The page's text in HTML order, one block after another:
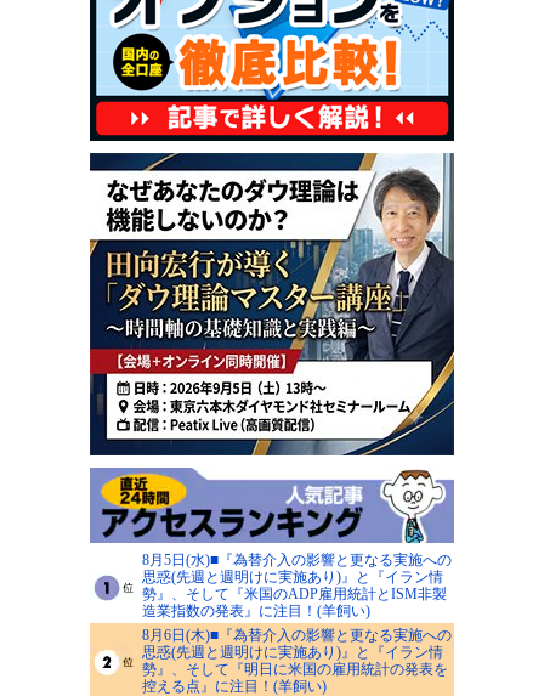
8月5日(水)■『為替介入の影響と更なる実施への
思惑(先週と週明けに実施あり)』と『イラン情
勢』、そして『米国のADP雇用統計とISM非製
造業指数の発表』に注目！(羊飼い)
8月6日(木)■『為替介入の影響と更なる実施への
思惑(先週と週明けに実施あり)』と『イラン情
勢』、そして『明日に米国の雇用統計の発表を
控える点』に注目！(羊飼い)